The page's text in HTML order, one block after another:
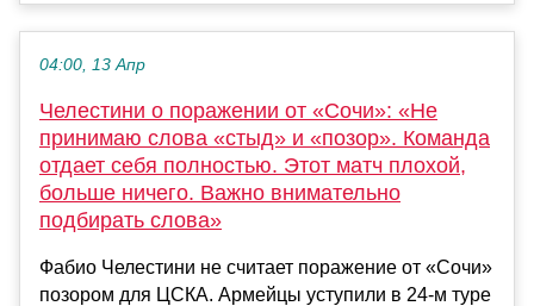
04:00, 13 Апр
Челестини о поражении от «Сочи»: «Не
принимаю слова «стыд» и «позор». Команда
отдает себя полностью. Этот матч плохой,
больше ничего. Важно внимательно
подбирать слова»
Фабио Челестини не считает поражение от «Сочи»
позором для ЦСКА. Армейцы уступили в 24-м туре